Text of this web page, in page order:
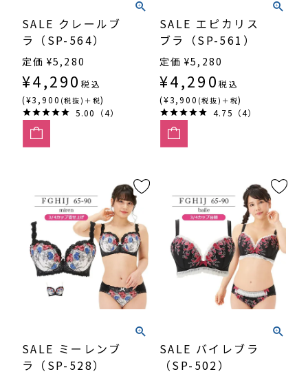
SALE クレールブ
ラ（SP-564）
定価 ¥5,280
¥4,290 税込
(¥3,900 (税抜)＋税)
5.00（4）
SALE エピカリス
ブラ（SP-561）
定価 ¥5,280
¥4,290 税込
(¥3,900 (税抜)＋税)
4.75（4）
SALE ミーレンブ
ラ（SP-528）
SALE バイレブラ
（SP-502）